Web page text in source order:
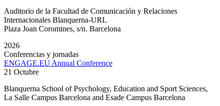
Auditorio de la Facultad de Comunicación y Relaciones
Internacionales Blanquerna-URL
Plaza Joan Coromines, s/n. Barcelona
2026
Conferencias y jornadas
ENGAGE.EU Annual Conference
21 Octubre
Blanquerna School of Psychology, Education and Sport Sciences,
La Salle Campus Barcelona and Esade Campus Barcelona